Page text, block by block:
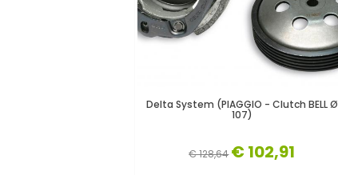
Delta System (PIAGGIO - Clutch BELL Ø
107)
€ 128,64 € 102,91